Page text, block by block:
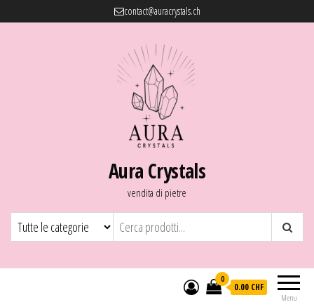
contact@auracrystals.ch
Aura Crystals
vendita di pietre
Menu
0
0.00 CHF